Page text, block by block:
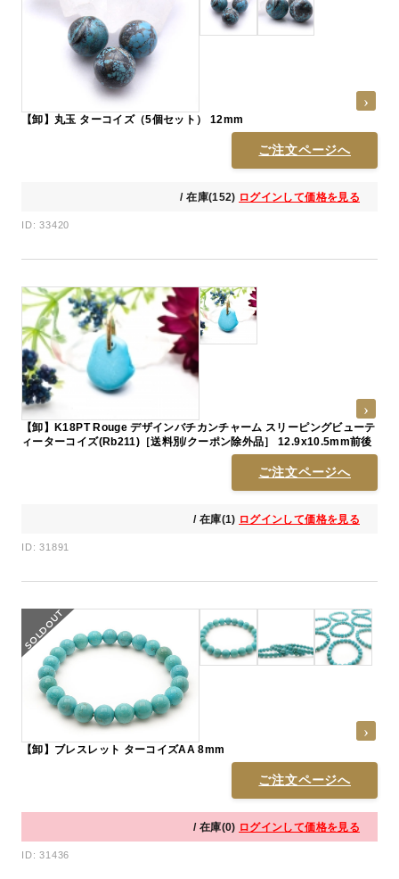
【卸】丸玉 ターコイズ（5個セット） 12mm
ご注文ページへ
/ 在庫(152) ログインして価格を見る
ID: 33420
【卸】K18PT Rouge デザインバチカンチャーム スリーピングビューテ
ィーターコイズ(Rb211)［送料別/クーポン除外品］ 12.9x10.5mm前後
ご注文ページへ
/ 在庫(1) ログインして価格を見る
ID: 31891
【卸】ブレスレット ターコイズAA 8mm
ご注文ページへ
/ 在庫(0) ログインして価格を見る
ID: 31436